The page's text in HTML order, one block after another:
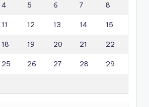
4 5 6 7 8
11 12 13 14 15
18 19 20 21 22
25 26 27 28 29